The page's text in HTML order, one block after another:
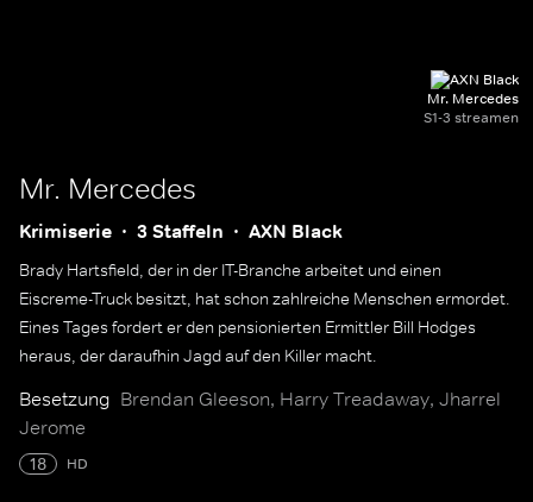
Mr. Mercedes
S1-3 streamen
Mr. Mercedes
Krimiserie 3 Staffeln AXN Black
Brady Hartsfield, der in der IT-Branche arbeitet und einen
Eiscreme-Truck besitzt, hat schon zahlreiche Menschen ermordet.
Eines Tages fordert er den pensionierten Ermittler Bill Hodges
heraus, der daraufhin Jagd auf den Killer macht.
Besetzung Brendan Gleeson, Harry Treadaway, Jharrel
Jerome
18 HD